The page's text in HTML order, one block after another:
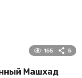
155 5
Машхад